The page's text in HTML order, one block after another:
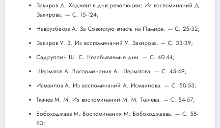
Закиров Д. Ходжент в дни революции; Из воспоминаний Д.
Закирова. — С. 15-124;
Наврузбеков А. За Советскую власть на Памире. — С. 25-32;
Закиров У. 3. Из воспоминаний У. Закирова. — С. 33-39;
Садруллин Ш. С. Незабываемые дни. — С. 40-44;
Шерматов А. Воспоминания А. Шерматова. — С. 45-49;
Исмаилов А. Из воспоминаний А. Исмаилова. — С. 50-53;
Ткачев М. М. Из воспоминаний М. М. Ткачева. — С. 54-57;
Бобоходжаев М. Воспоминания М. Бобоходжаева. — С. 58-
63;